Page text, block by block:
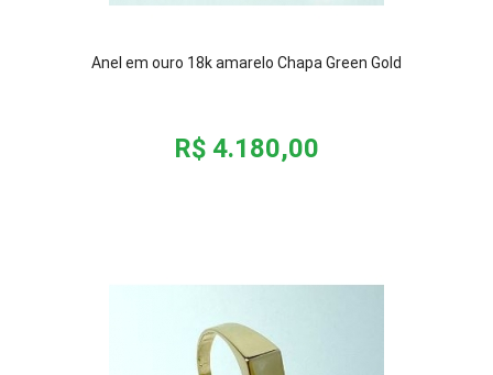
Anel em ouro 18k amarelo Chapa Green Gold
R$ 4.180,00